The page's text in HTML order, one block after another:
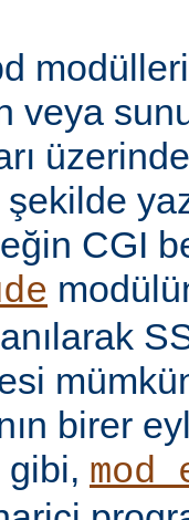
veya
CGI
birer
gibi,